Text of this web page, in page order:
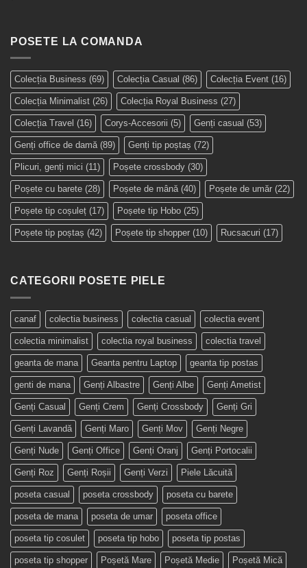
POSETE LA COMANDA
Colecția Business (69) Colecția Casual (86) Colecția Event (16)
Colecția Minimalist (26) Colecția Royal Business (27)
Colecția Travel (16) Corys-Accesorii (5) Genți casual (53)
Genți office de damă(89) Genți tip poștaș (72)
Plicuri, genți mici (11) Poșete crossbody (30)
Poșete cu barete (28) Poșete de mână(40) Poșete de umăr (22)
Poșete tip coșuleț (17) Poșete tip Hobo (25)
Poșete tip poștaș (42) Poșete tip shopper (10) Rucsacuri (17)
CATEGORII POSETE PIELE
canaf colectia business colectia casual colectia event
colectia minimalist colectia royal business colectia travel
geanta de mana Geanta pentru Laptop geanta tip postas
genti de mana Genți Albastre Genți Albe Genți Ametist
Genți Casual Genți Crem Genți Crossbody Genți Gri
Genți Lavandă Genți Maro Genți Mov Genți Negre
Genți Nude Genți Office Genți Oranj Genți Portocalii
Genți Roz Genți Roșii Genți Verzi Piele Lăcuită
poseta casual poseta crossbody poseta cu barete
poseta de mana poseta de umar poseta office
poseta tip cosulet poseta tip hobo poseta tip postas
poseta tip shopper Poșetă Mare Poșetă Medie Poșetă Mică